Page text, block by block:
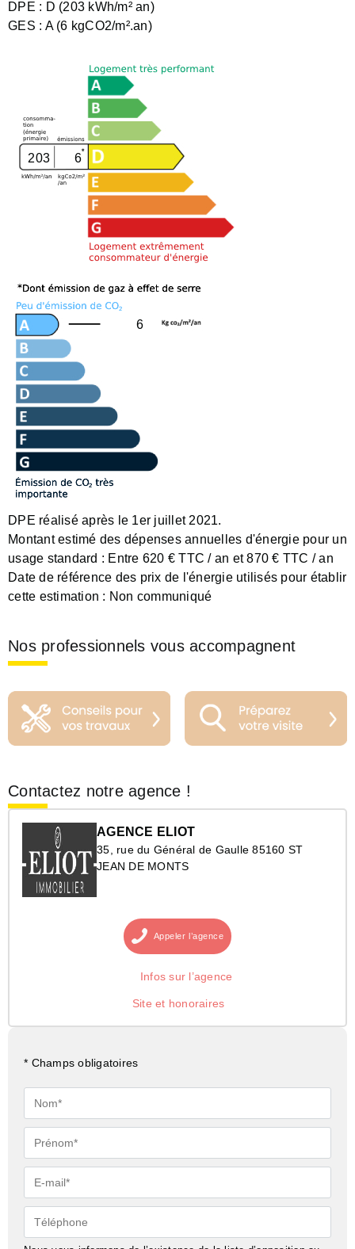
DPE : D (203 kWh/m² an)
GES : A (6 kgCO2/m².an)
203 6
6
DPE réalisé après le 1er juillet 2021.
Montant estimé des dépenses annuelles d'énergie pour un
usage standard : Entre 620 € TTC / an et 870 € TTC / an
Date de référence des prix de l'énergie utilisés pour établir
cette estimation : Non communiqué
Nos professionnels vous accompagnent
Contactez notre agence !
AGENCE ELIOT
35, rue du Général de Gaulle 85160 ST
JEAN DE MONTS
Appeler l’agence
Infos sur l’agence
Site et honoraires
* Champs obligatoires
Nom*
Prénom*
E-
mail*
Téléphone